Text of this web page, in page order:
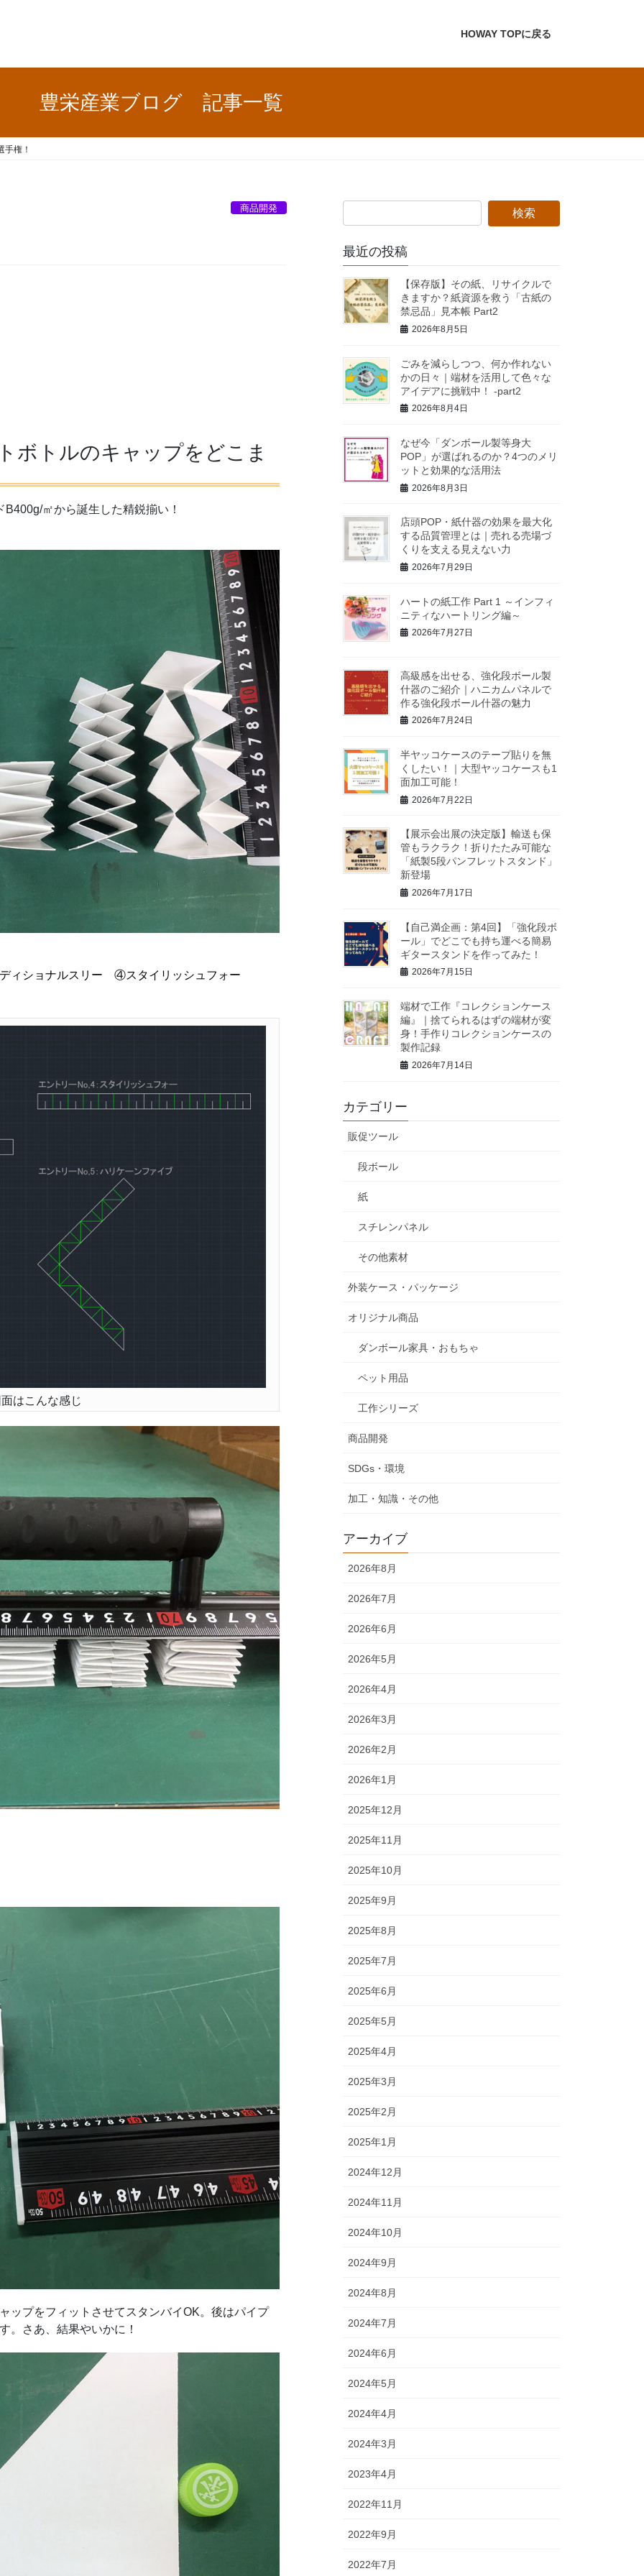
HOWAY TOPに戻る
豊栄産業ブログ 記事一覧
手権！
商品開発
ボトルのキャップをどこま
㎡から誕生した精鋭揃い！
ショナルスリー ④スタイリッシュフォー
はこんな感じ
ップをフィットさせてスタンバイOK。後はパイプ
。さあ、結果やいかに！
最近の投稿
【保存版】その紙、リサイクルで
きますか？紙資源を救う「古紙の
禁忌品」見本帳 Part2
2026年8月5日
ごみを減らしつつ、何か作れない
かの日々｜端材を活用して色々な
アイデアに挑戦中！ -part2
2026年8月4日
なぜ今「ダンボール製等身大
POP」が選ばれるのか？4つのメリ
ットと効果的な活用法
2026年8月3日
店頭POP・紙什器の効果を最大化
する品質管理とは｜売れる売場づ
くりを支える見えない力
2026年7月29日
ハートの紙工作 Part 1 ～インフィ
ニティなハートリング編～
2026年7月27日
高級感を出せる、強化段ボール製
什器のご紹介｜ハニカムパネルで
作る強化段ボール什器の魅力
2026年7月24日
半ヤッコケースのテープ貼りを無
くしたい！｜大型ヤッコケースも1
面加工可能！
2026年7月22日
【展示会出展の決定版】輸送も保
管もラクラク！折りたたみ可能な
「紙製5段パンフレットスタンド」
新登場
2026年7月17日
【自己満企画：第4回】「強化段ボ
ール」でどこでも持ち運べる簡易
ギタースタンドを作ってみた！
2026年7月15日
端材で工作『コレクションケース
編』｜捨てられるはずの端材が変
身！手作りコレクションケースの
製作記録
2026年7月14日
カテゴリー
販促ツール
段ボール
紙
スチレンパネル
その他素材
外装ケース・パッケージ
オリジナル商品
ダンボール家具・おもちゃ
ペット用品
工作シリーズ
商品開発
SDGs・環境
加工・知識・その他
アーカイブ
2026年8月
2026年7月
2026年6月
2026年5月
2026年4月
2026年3月
2026年2月
2026年1月
2025年12月
2025年11月
2025年10月
2025年9月
2025年8月
2025年7月
2025年6月
2025年5月
2025年4月
2025年3月
2025年2月
2025年1月
2024年12月
2024年11月
2024年10月
2024年9月
2024年8月
2024年7月
2024年6月
2024年5月
2024年4月
2024年3月
2023年4月
2022年11月
2022年9月
2022年7月